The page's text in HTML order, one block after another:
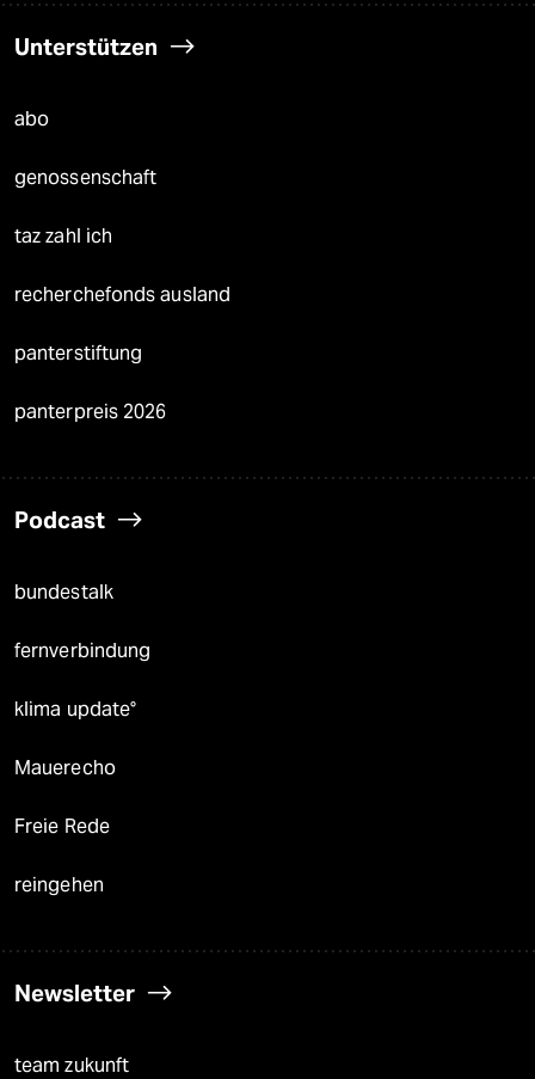
Unterstützen
abo
genossenschaft
taz zahl ich
recherchefonds ausland
panterstiftung
panterpreis 2026
Podcast
bundestalk
fernverbindung
klima update°
Mauerecho
Freie Rede
reingehen
Newsletter
team zukunft